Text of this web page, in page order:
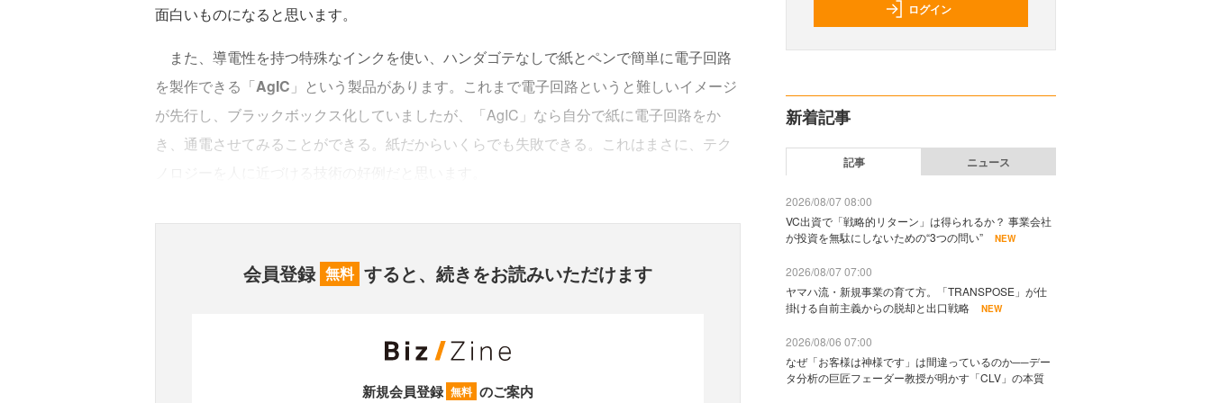
面白いものになると思います。
また、導電性を持つ特殊なインクを使い、ハンダゴテなしで紙とペンで簡単に電子回路
を製作できる「AgIC 」という製品があります。これまで電子回路というと難しいイメージ
が先行し、ブラックボックス化していましたが、「AgIC」なら自分で紙に電子回路をか
き、通電させてみることができる。紙だからいくらでも失敗できる。これはまさに、テク
会員登録 無料 すると、続きをお読みいただけます
新規会員登録 無料 のご案内
ログイン
新着記事
記事 ニュース
2026/08/07 08:00
VC出資で「戦略的リターン」は得られるか？ 事業会社
が投資を無駄にしないための“3つの問い”
NEW
2026/08/07 07:00
ヤマハ流・新規事業の育て方。「TRANSPOSE」が仕
掛ける自前主義からの脱却と出口戦略
NEW
2026/08/06 07:00
なぜ「お客様は神様です」は間違っているのか──デー
タ分析の巨匠フェーダー教授が明かす「CLV」の本質